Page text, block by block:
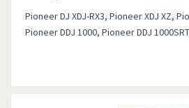
Pioneer DJ XDJ-RX3, Pioneer XDJ XZ,
Pioneer DDJ 1000, Pioneer DDJ